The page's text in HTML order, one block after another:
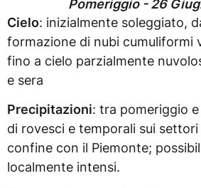
Pomeriggio - 26
Cielo: inizialmente soleggiato,
formazione di nubi cumuliformi
fino a cielo parzialmente
e sera
Precipitazioni: tra pomeriggio
di rovesci e temporali sui
confine con il Piemonte;
localmente intensi.